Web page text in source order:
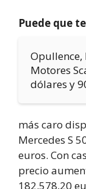
Puede que
Opullence,
Motores
dólares y
más caro
Mercedes S
euros. Con
precio
182.578,20